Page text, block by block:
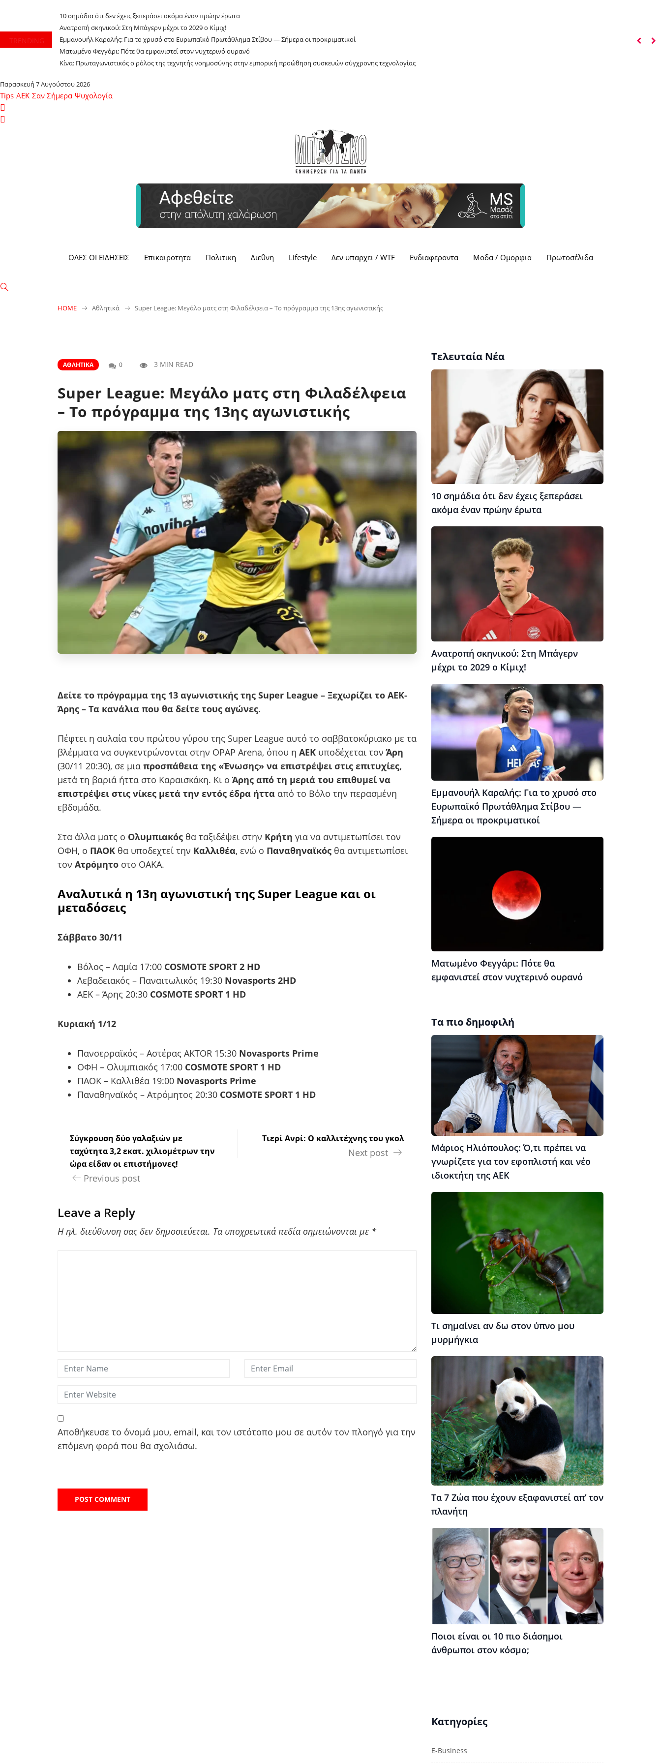
TRENDING
10 σημάδια ότι δεν έχεις ξεπεράσει ακόμα έναν πρώην έρωτα
Ανατροπή σκηνικού: Στη Μπάγερν μέχρι το 2029 ο Κίμιχ!
Εμμανουήλ Καραλής: Για το χρυσό στο Ευρωπαϊκό Πρωτάθλημα Στίβου — Σήμερα οι προκριματικοί
Ματωμένο Φεγγάρι: Πότε θα εμφανιστεί στον νυχτερινό ουρανό
Κίνα: Πρωταγωνιστικός ο ρόλος της τεχνητής νοημοσύνης στην εμπορική προώθηση συσκευών σύγχρονης τεχνολογίας
Παρασκευή 7 Αυγούστου 2026
Tips ΑΕΚ Σαν Σήμερα Ψυχολογία
ΟΛΕΣ ΟΙ ΕΙΔΗΣΕΙΣ Επικαιροτητα Πολιτικη Διεθνη Lifestyle Δεν υπαρχει / WTF Ενδιαφεροντα Μοδα / Ομορφια Πρωτοσέλιδα
HOME Αθλητικά Super League: Μεγάλο ματς στη Φιλαδέλφεια – Το πρόγραμμα της 13ης αγωνιστικής
ΑΘΛΗΤΙΚΆ 0 3 MIN READ
Super League: Μεγάλο ματς στη Φιλαδέλφεια
– Το πρόγραμμα της 13ης αγωνιστικής
Δείτε το πρόγραμμα της 13 αγωνιστικής της Super League – Ξεχωρίζει το ΑΕΚ-
Άρης – Τα κανάλια που θα δείτε τους αγώνες.
Πέφτει η αυλαία του πρώτου γύρου της Super League αυτό το σαββατοκύριακο με τα
βλέμματα να συγκεντρώνονται στην OPAP Arena, όπου η ΑΕΚ υποδέχεται τονΆρη
(30/11 20:30), σε μια προσπάθεια της «Ένωσης» να επιστρέψει στις επιτυχίες,
μετά τη βαριά ήττα στο Καραισκάκη. Κι ο Άρης από τη μεριά του επιθυμεί να
επιστρέψει στις νίκες μετά την εντός έδρα ήττα από το Βόλο την περασμένη
εβδομάδα.
Στα άλλα ματς ο Ολυμπιακός θα ταξιδέψει στην Κρήτη για να αντιμετωπίσει τον
ΟΦΗ, ο ΠΑΟΚ θα υποδεχτεί την Καλλιθέα, ενώ ο Παναθηναϊκός θα αντιμετωπίσει
τον Ατρόμητο στο ΟΑΚΑ.
Αναλυτικά η 13η αγωνιστική της Super League και οι
μεταδόσεις
Σάββατο 30/11
Βόλος – Λαμία 17:00 COSMOTE SPORT 2 HD
Λεβαδειακός – Παναιτωλικός 19:30 Novasports 2HD
ΑΕΚ – Άρης 20:30 COSMOTE SPORT 1 HD
Κυριακή 1/12
Πανσερραϊκός – Αστέρας AKTOR 15:30 Novasports Prime
ΟΦΗ – Ολυμπιακός 17:00 COSMOTE SPORT 1 HD
ΠΑΟΚ – Καλλιθέα 19:00 Novasports Prime
Παναθηναϊκός – Ατρόμητος 20:30 COSMOTE SPORT 1 HD
Σύγκρουση δύο γαλαξιών με
ταχύτητα 3,2 εκατ. χιλιομέτρων την
ώρα είδαν οι επιστήμονες!
Previous post
Τιερί Ανρί: Ο καλλιτέχνης του γκολ
Next post
Leave a Reply
Η ηλ. διεύθυνση σας δεν δημοσιεύεται. Τα υποχρεωτικά πεδία σημειώνονται με *
Αποθήκευσε το όνομά μου, email, και τον ιστότοπο μου σε αυτόν τον πλοηγό για την
επόμενη φορά που θα σχολιάσω.
Τελευταία Νέα
10 σημάδια ότι δεν έχεις ξεπεράσει
ακόμα έναν πρώην έρωτα
Ανατροπή σκηνικού: Στη Μπάγερν
μέχρι το 2029 ο Κίμιχ!
Εμμανουήλ Καραλής: Για το χρυσό στο
Ευρωπαϊκό Πρωτάθλημα Στίβου —
Σήμερα οι προκριματικοί
Ματωμένο Φεγγάρι: Πότε θα
εμφανιστεί στον νυχτερινό ουρανό
Τα πιο δημοφιλή
Μάριος Ηλιόπουλος: Ό,τι πρέπει να
γνωρίζετε για τον εφοπλιστή και νέο
ιδιοκτήτη της ΑΕΚ
Τι σημαίνει αν δω στον ύπνο μου
μυρμήγκια
Τα 7 Ζώα που έχουν εξαφανιστεί απ’ τον
πλανήτη
Ποιοι είναι οι 10 πιο διάσημοι
άνθρωποι στον κόσμο;
Κατηγορίες
E-Business